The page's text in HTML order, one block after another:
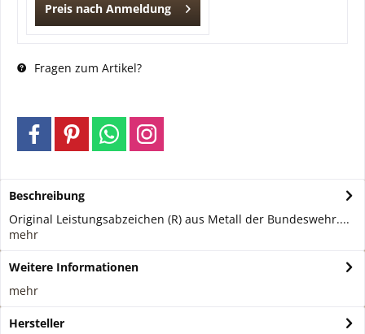
Preis nach Anmeldung
Fragen zum Artikel?
Beschreibung
Original Leistungsabzeichen (R) aus Metall der Bundeswehr....
mehr
Weitere Informationen
mehr
Hersteller